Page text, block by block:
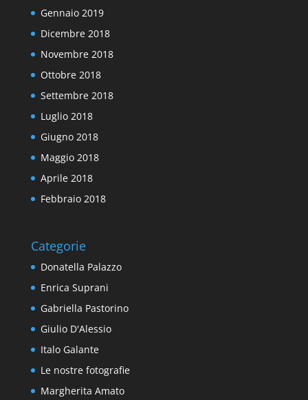
Gennaio 2019
Dicembre 2018
Novembre 2018
Ottobre 2018
Settembre 2018
Luglio 2018
Giugno 2018
Maggio 2018
Aprile 2018
Febbraio 2018
Categorie
Donatella Palazzo
Enrica Suprani
Gabriella Pastorino
Giulio D'Alessio
Italo Galante
Le nostre fotografie
Margherita Amato